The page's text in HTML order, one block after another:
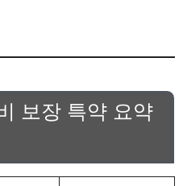
보장 특약 요약